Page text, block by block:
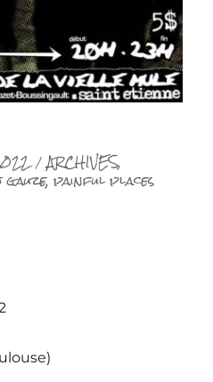
Catégories
ARCHIVES,
,painful places